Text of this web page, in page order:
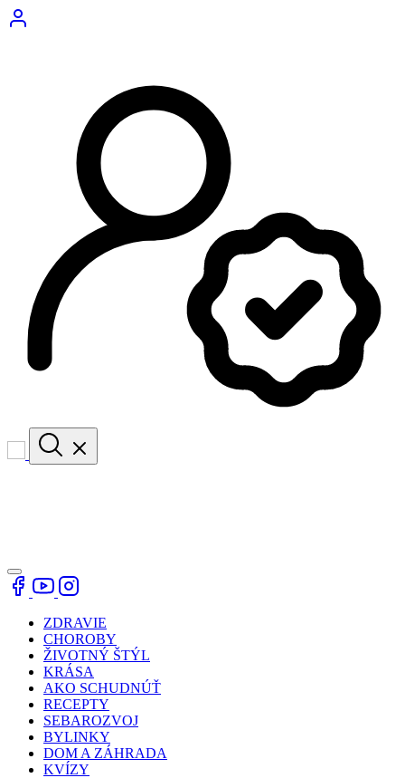
ZDRAVIE
CHOROBY
ŽIVOTNÝ ŠTÝL
KRÁSA
AKO SCHUDNÚŤ
RECEPTY
SEBAROZVOJ
BYLINKY
DOM A ZÁHRADA
KVÍZY